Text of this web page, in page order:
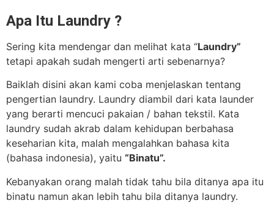
Apa Itu Laundry ?
Sering kita mendengar dan melihat kata “Laundry”
tetapi apakah sudah mengerti arti sebenarnya?
Baiklah disini akan kami coba menjelaskan tentang
pengertian laundry. Laundry diambil dari kata launder
yang berarti mencuci pakaian / bahan tekstil. Kata
laundry sudah akrab dalam kehidupan berbahasa
keseharian kita, malah mengalahkan bahasa kita
(bahasa indonesia), yaitu “Binatu”.
Kebanyakan orang malah tidak tahu bila ditanya apa itu
binatu namun akan lebih tahu bila ditanya laundry.